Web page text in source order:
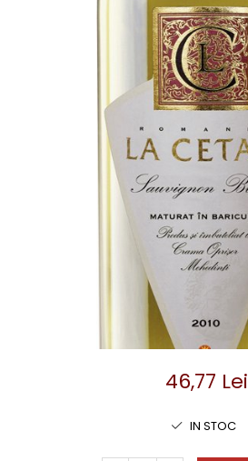
46,77 Lei
IN STOC